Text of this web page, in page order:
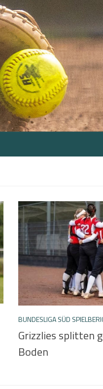
BUNDESLIGA SÜD
Grizzlies splitten
Boden